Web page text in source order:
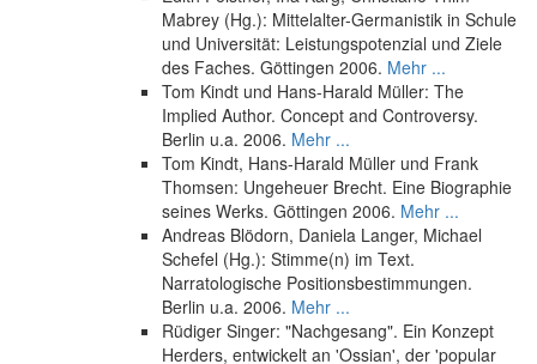
Mabrey (Hg.): Mittelalter-Germanistik in Schule
und Universität: Leistungspotenzial und Ziele
des Faches. Göttingen 2006. Mehr ...
Tom Kindt und Hans-Harald Müller: The
Implied Author. Concept and Controversy.
Berlin u.a. 2006. Mehr ...
Tom Kindt, Hans-Harald Müller und Frank
Thomsen: Ungeheuer Brecht. Eine Biographie
seines Werks. Göttingen 2006. Mehr ...
Andreas Blödorn, Daniela Langer, Michael
Schefel (Hg.): Stimme(n) im Text.
Narratologische Positionsbestimmungen.
Berlin u.a. 2006. Mehr ...
Rüdiger Singer: "Nachgesang". Ein Konzept
Herders, entwickelt an 'Ossian', der 'popular